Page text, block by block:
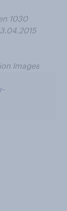
1030
Images